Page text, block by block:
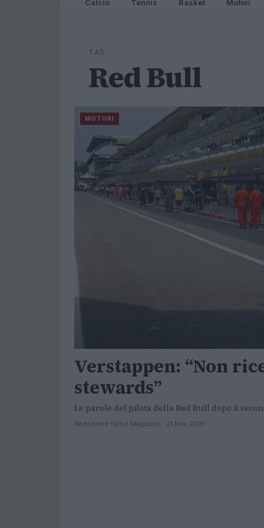
Calcio Tennis Basket Motori
TAG
Red Bull
MOTORI
Verstappen: “Non
stewards”
Le parole del pilota della Red Bull dopo il
Redazione Sport Magazine · 21 Nov 2021